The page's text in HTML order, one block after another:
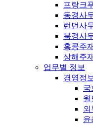
프랑크
동경사
런던사
북경사
홍콩주
상해주
업무별 정보
경영정보
국
월
외
윤